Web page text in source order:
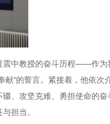
震中教授的奋斗历程——作为
”的誓言。紧接着，他依次
、攻坚克难、勇担使命的
担当。